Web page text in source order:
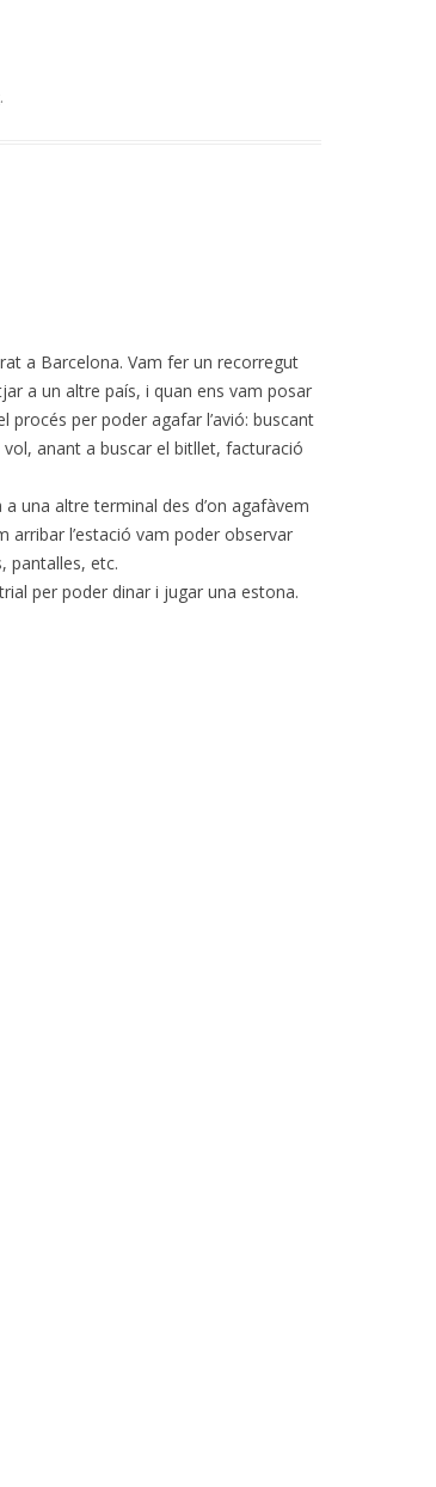
.
a Barcelona. Vam fer un recorregut
a un altre país, i quan ens vam posar
procés per poder agafar l’avió: buscant
anant a buscar el bitllet, facturació
una altre terminal des d’on agafàvem
arribar l’estació vam poder observar
pantalles, etc.
per poder dinar i jugar una estona.